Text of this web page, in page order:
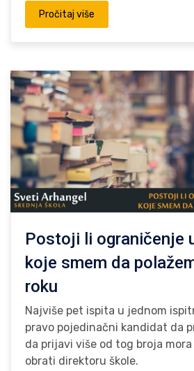
Pročitaj više
Postoji li ograničenje
koje smem da
roku
Najviše pet ispita u jednom
pravo pojedinačni kandidat da
da prijavi više od tog broja
obrati direktoru škole.